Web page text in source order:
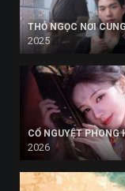
THỎ NGỌC NƠI
2025
CỔ NGUYỆT PHONG
2026